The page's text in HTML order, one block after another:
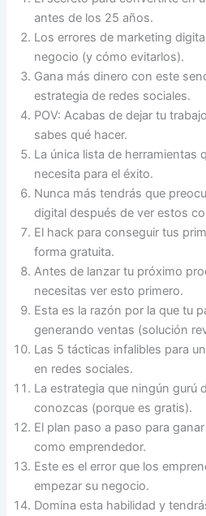
antes de los 25 años.
Los errores de marketing
negocio (y cómo evitarlos).
Gana más dinero con este
estrategia de redes sociales.
POV: Acabas de dejar tu
sabes qué hacer.
La única lista de herramientas
necesita para el éxito.
Nunca más tendrás que
digital después de ver estos
El hack para conseguir tus
forma gratuita.
Antes de lanzar tu próximo
necesitas ver esto primero.
Esta es la razón por la que tu
generando ventas (solución
Las 5 tácticas infalibles para
en redes sociales.
La estrategia que ningún gurú
conozcas (porque es gratis).
El plan paso a paso para
como emprendedor.
Este es el error que los
empezar su negocio.
Domina esta habilidad y